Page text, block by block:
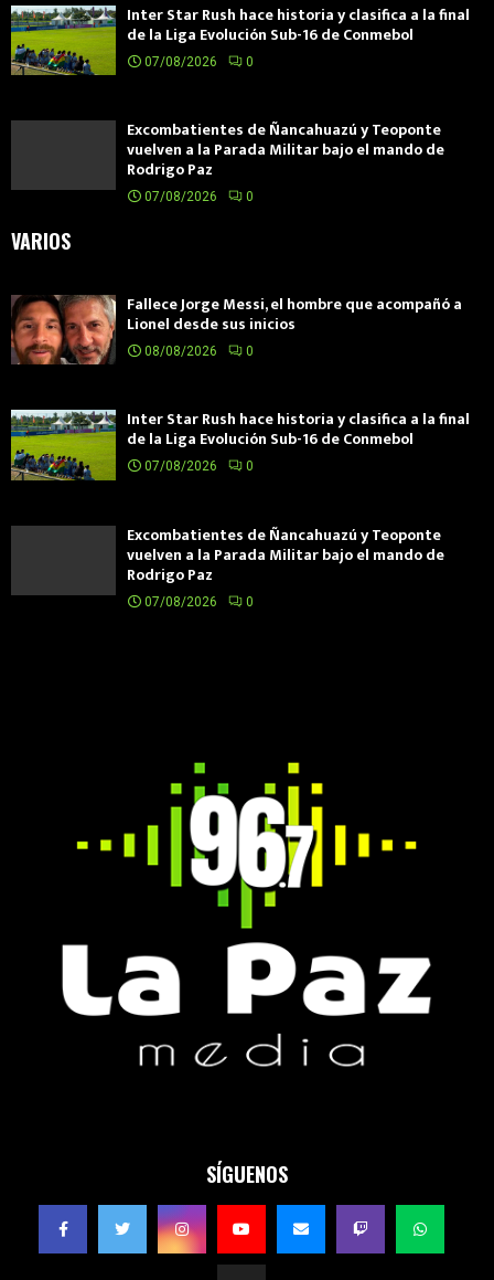
Inter Star Rush hace historia y clasifica a la final
de la Liga Evolución Sub-16 de Conmebol
07/08/2026 0
Excombatientes de Ñancahuazú y Teoponte
vuelven a la Parada Militar bajo el mando de
Rodrigo Paz
07/08/2026 0
VARIOS
Fallece Jorge Messi, el hombre que acompañó a
Lionel desde sus inicios
08/08/2026 0
Inter Star Rush hace historia y clasifica a la final
de la Liga Evolución Sub-16 de Conmebol
07/08/2026 0
Excombatientes de Ñancahuazú y Teoponte
vuelven a la Parada Militar bajo el mando de
Rodrigo Paz
07/08/2026 0
SÍGUENOS